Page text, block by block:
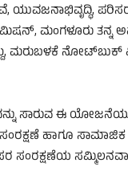
ಯುವಜನಾಭಿವೃದ್ಧಿ,
ಮಿಷನ್, ಮಂಗಳೂರು
ಮರುಬಳಕೆ ನೋಟ್‌ಬುಕ್
ಸಾರುವ ಈ ಯೋಜನೆಯು
ಹಾಗೂ
ಸಂರಕ್ಷಣೆಯ